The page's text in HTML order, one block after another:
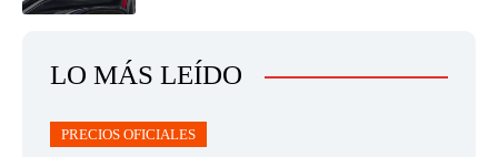
LO MÁS LEÍDO
PRECIOS OFICIALES